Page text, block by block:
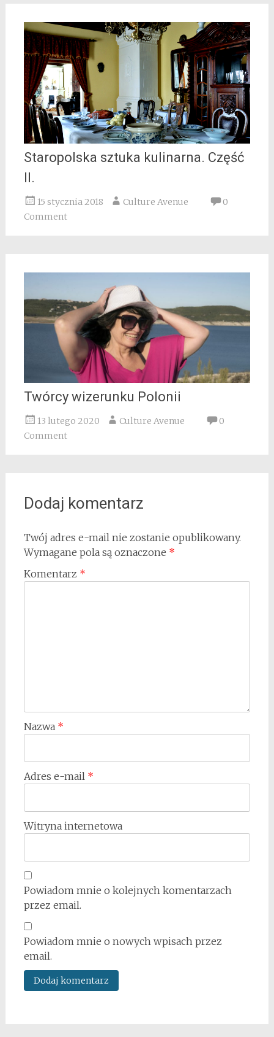
Staropolska sztuka kulinarna. Część
II.
15 stycznia 2018 Culture Avenue
0
Comment
Twórcy wizerunku Polonii
13 lutego 2020 Culture Avenue
0
Comment
Dodaj komentarz
Twój adres e-mail nie zostanie opublikowany.
Wymagane pola są oznaczone *
Komentarz *
Nazwa *
Adres e-mail *
Witryna internetowa
Powiadom mnie o kolejnych komentarzach
przez email.
Powiadom mnie o nowych wpisach przez
email.